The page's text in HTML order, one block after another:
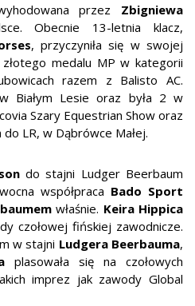
przez Zbigniewa
Obecnie 13-letnia klacz,
, przyczyniła się w swojej
medalu MP w kategorii
razem z Balisto AC.
Białym Lesie oraz była 2 w
Szary Equestrian Show oraz
LR, w Dąbrówce Małej.
do stajni Ludger Beerbaum
współpraca Bado Sport
właśnie. Keira Hippica
czołowej fińskiej zawodnicze.
w stajni Ludgera Beerbauma,
plasowała się na czołowych
imprez jak zawody Global